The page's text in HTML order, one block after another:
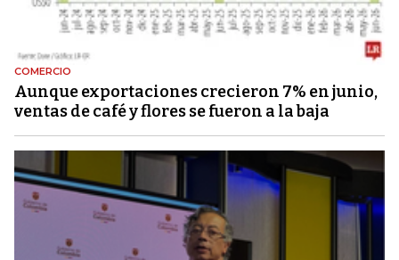
COMERCIO
Aunque exportaciones crecieron 7% en junio,
ventas de café y flores se fueron a la baja